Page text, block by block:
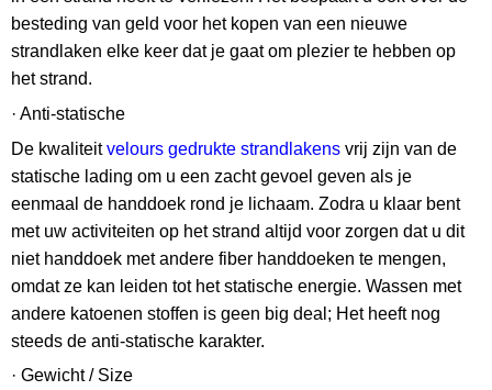
besteding van geld voor het kopen van een nieuwe
strandlaken elke keer dat je gaat om plezier te hebben op
het strand.
· Anti-statische
De kwaliteitvelours gedrukte strandlakens vrij zijn van de
statische lading om u een zacht gevoel geven als je
eenmaal de handdoek rond je lichaam. Zodra u klaar bent
met uw activiteiten op het strand altijd voor zorgen dat u dit
niet handdoek met andere fiber handdoeken te mengen,
omdat ze kan leiden tot het statische energie. Wassen met
andere katoenen stoffen is geen big deal; Het heeft nog
steeds de anti-statische karakter.
· Gewicht / Size